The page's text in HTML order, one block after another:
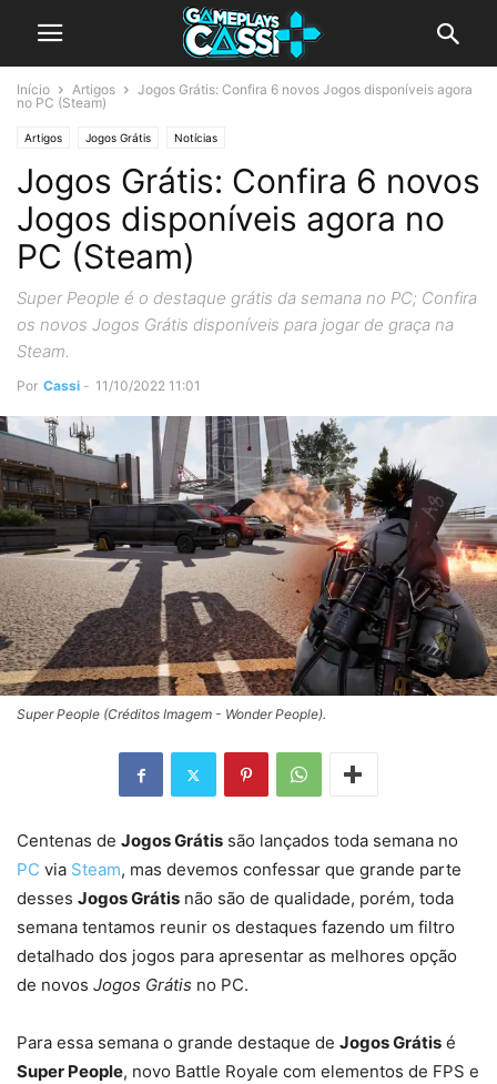
Início Artigos
Jogos Grátis: Confira 6 novos Jogos disponíveis agora
no PC (Steam)
Artigos Jogos Grátis Notícias
Jogos Grátis: Confira 6 novos
Jogos disponíveis agora no
PC (Steam)
Super People é o destaque grátis da semana no PC; Confira
os novos Jogos Grátis disponíveis para jogar de graça na
Steam.
Por Cassi - 11/10/2022 11:01
Super People (Créditos Imagem - Wonder People).
Centenas de Jogos Grátis são lançados toda semana no
PC via Steam, mas devemos confessar que grande parte
desses Jogos Grátis não são de qualidade, porém, toda
semana tentamos reunir os destaques fazendo um filtro
detalhado dos jogos para apresentar as melhores opção
de novos Jogos Grátis no PC.
Para essa semana o grande destaque de Jogos Grátis é
Super People, novo Battle Royale com elementos de FPS e